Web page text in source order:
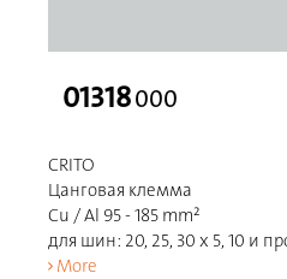
01318000
CRITO
Цанговая клемма
Cu / Al 95 - 185 mm²
для шин: 20, 25, 30 x 5, 10 и
More